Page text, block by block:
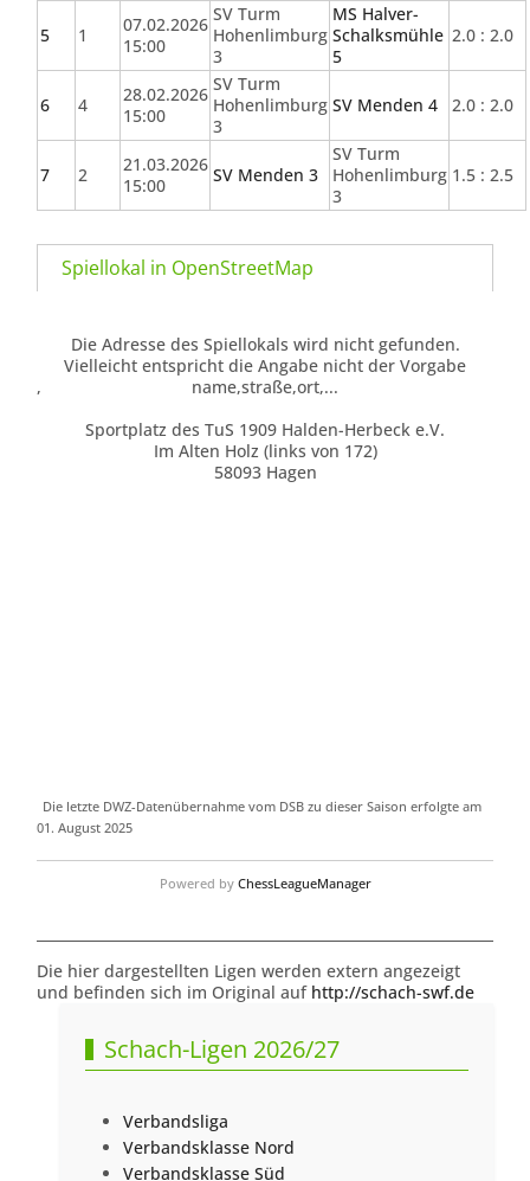
5 1
07.02.2026
15:00
SV Turm
Hohenlimburg
3
MS Halver-
Schalksmühle
5
2.0 : 2.0
6 4
28.02.2026
15:00
SV Turm
Hohenlimburg
3
SV Menden 4 2.0 : 2.0
7 2
21.03.2026
15:00
SV Menden 3
SV Turm
Hohenlimburg
3
1.5 : 2.5
Spiellokal in OpenStreetMap
Die Adresse des Spiellokals wird nicht gefunden.
Vielleicht entspricht die Angabe nicht der Vorgabe
name,straße,ort,...
Sportplatz des TuS 1909 Halden-Herbeck e.V.
Im Alten Holz (links von 172)
58093 Hagen
,
Die letzte DWZ-Datenübernahme vom DSB zu dieser Saison erfolgte am
01. August 2025
Powered by ChessLeagueManager
Die hier dargestellten Ligen werden extern angezeigt
und befinden sich im Original auf http://schach-swf.de
Schach-Ligen 2026/27
Verbandsliga
Verbandsklasse Nord
Verbandsklasse Süd